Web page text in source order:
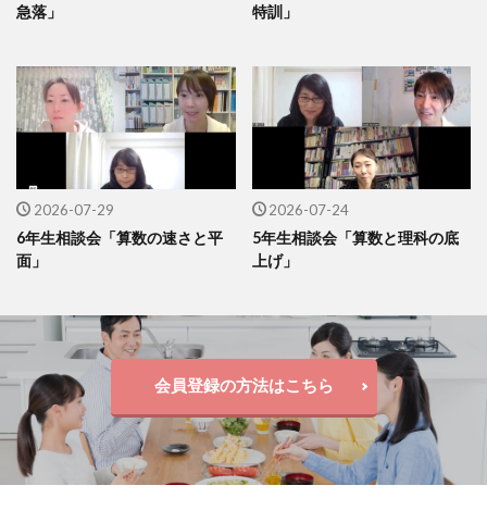
急落」
特訓」
2026-07-29
6年生相談会「算数の速さと平
面」
2026-07-24
5年生相談会「算数と理科の底
上げ」
会員登録の方法はこちら